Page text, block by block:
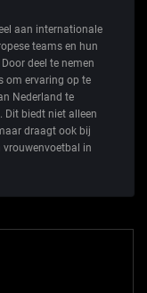
aan internationale
teams en hun
deel te nemen
om ervaring op te
Nederland te
Dit biedt niet alleen
draagt ook bij
vrouwenvoetbal in